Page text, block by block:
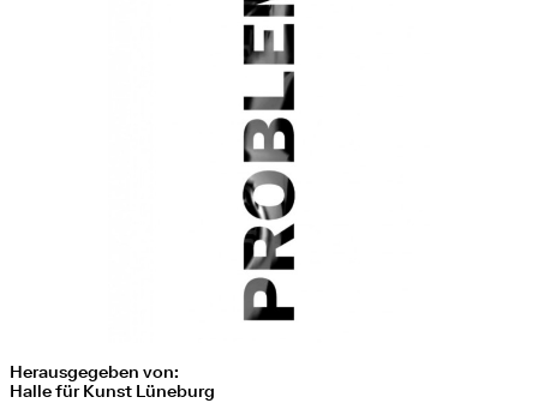
Herausgegeben von:
Halle für Kunst Lüneburg